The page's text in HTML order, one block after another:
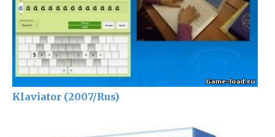
Klaviator (2007/Rus)